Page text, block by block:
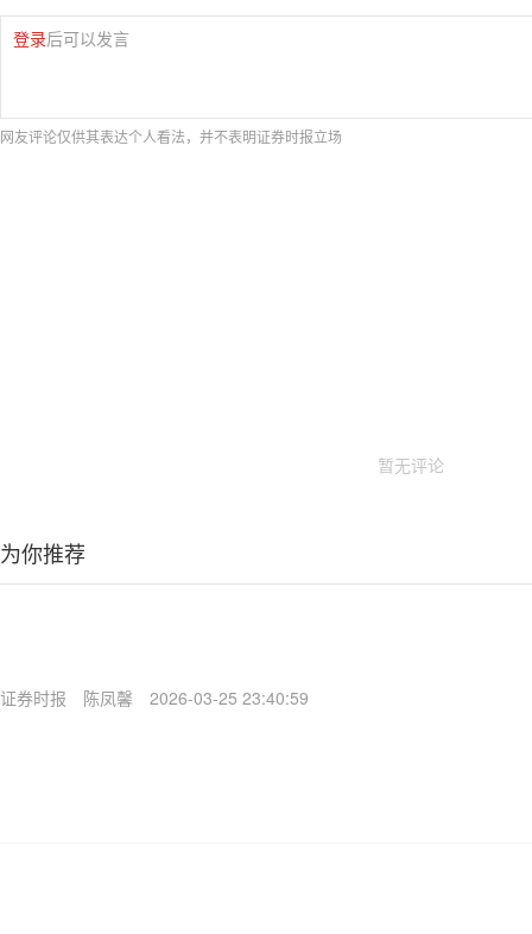
登录后可以发言
网友评论仅供其表达个人看法，并不表明证券时报立场
暂无评论
为你推荐
证券时报 陈凤馨 2026-03-25 23:40:59